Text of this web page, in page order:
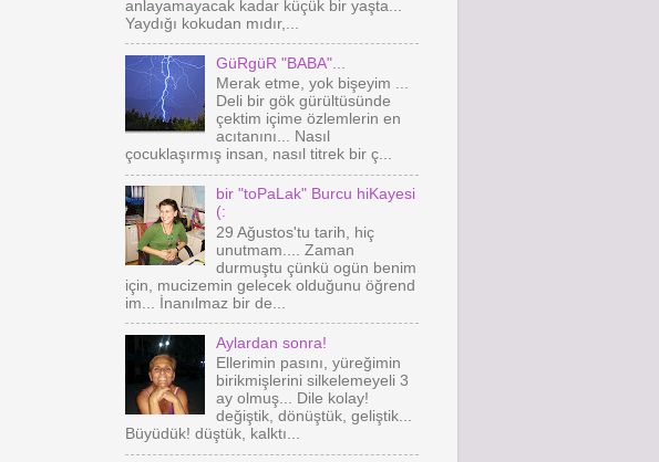
anlayamayacak kadar küçük bir yaşta...
Yaydığı kokudan mıdır,...
GüRgüR "BABA"...
Merak etme, yok bişeyim ...
Deli bir gök gürültüsünde
çektim içime özlemlerin en
acıtanını... Nasıl
çocuklaşırmış insan, nasıl titrek bir ç...
bir "toPaLak" Burcu hiKayesi
(:
29 Ağustos'tu tarih, hiç
unutmam.... Zaman
durmuştu çünkü ogün benim
için, mucizemin gelecek olduğunu öğrend
im... İnanılmaz bir de...
Aylardan sonra!
Ellerimin pasını, yüreğimin
birikmişlerini silkelemeyeli 3
ay olmuş... Dile kolay!
değiştik, dönüştük, geliştik...
Büyüdük! düştük, kalktı...